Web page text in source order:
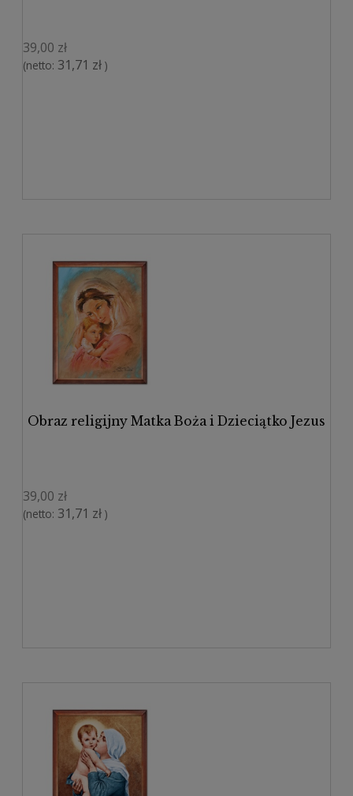
39,00 zł
(netto: 31,71 zł )
Obraz religijny Matka Boża i Dzieciątko Jezus
39,00 zł
(netto: 31,71 zł )